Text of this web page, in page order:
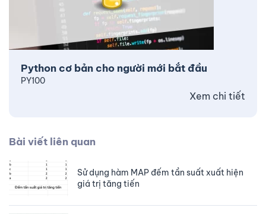
Python cơ bản cho người mới bắt đầu
PY100
Xem chi tiết
Bài viết liên quan
Sử dụng hàm MAP đếm tần suất xuất hiện
giá trị tăng tiến